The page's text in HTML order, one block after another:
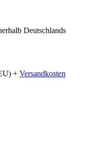
Deutschlands
+ Versandkosten